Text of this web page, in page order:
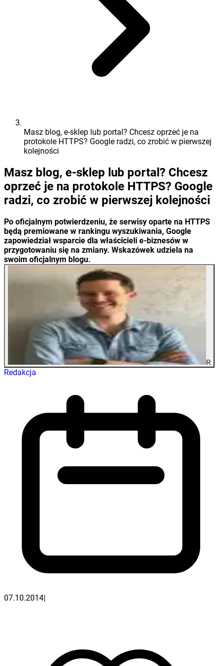
Masz blog, e-sklep lub portal? Chcesz oprzeć je na
protokole HTTPS? Google radzi, co zrobić w pierwszej
kolejności
Masz blog, e-sklep lub portal? Chcesz
oprzeć je na protokole HTTPS? Google
radzi, co zrobić w pierwszej kolejności
Po oficjalnym potwierdzeniu, że serwisy oparte na HTTPS
będą premiowane w rankingu wyszukiwania, Google
zapowiedział wsparcie dla właścicieli e-biznesów w
przygotowaniu się na zmiany. Wskazówek udziela na
swoim oficjalnym blogu.
R
Redakcja
07.10.2014|